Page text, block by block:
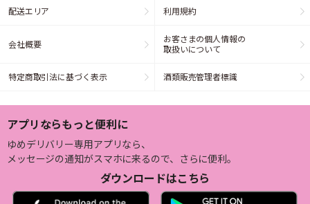
配送エリア 利用規約
会社概要
お客さまの個人情報の
取扱いについて
特定商取引法に基づく表示 酒類販売管理者標識
アプリならもっと便利に
ゆめデリバリー専用アプリなら、
メッセージの通知がスマホに来るので、さらに便利。
ダウンロードはこちら